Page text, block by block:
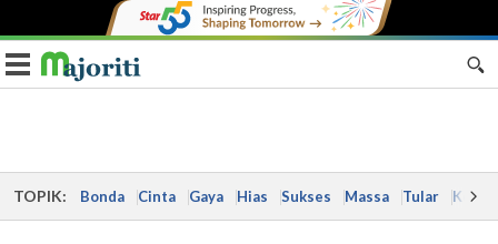
Toggle navigation
TOPIK: Bonda Cinta Gaya Hias Sukses Massa Tular Kes